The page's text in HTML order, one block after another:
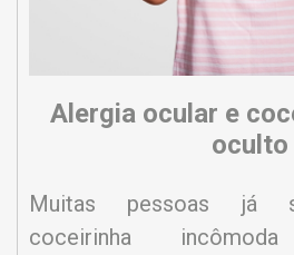
Alergia ocular e
oculto
Muitas pessoas já
coceirinha